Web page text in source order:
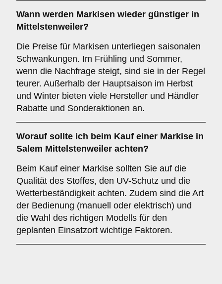
Wann werden Markisen wieder günstiger in
Mittelstenweiler?
Die Preise für Markisen unterliegen saisonalen
Schwankungen. Im Frühling und Sommer,
wenn die Nachfrage steigt, sind sie in der Regel
teurer. Außerhalb der Hauptsaison im Herbst
und Winter bieten viele Hersteller und Händler
Rabatte und Sonderaktionen an.
Worauf sollte ich beim Kauf einer Markise in
Salem Mittelstenweiler achten?
Beim Kauf einer Markise sollten Sie auf die
Qualität des Stoffes, den UV-Schutz und die
Wetterbeständigkeit achten. Zudem sind die Art
der Bedienung (manuell oder elektrisch) und
die Wahl des richtigen Modells für den
geplanten Einsatzort wichtige Faktoren.